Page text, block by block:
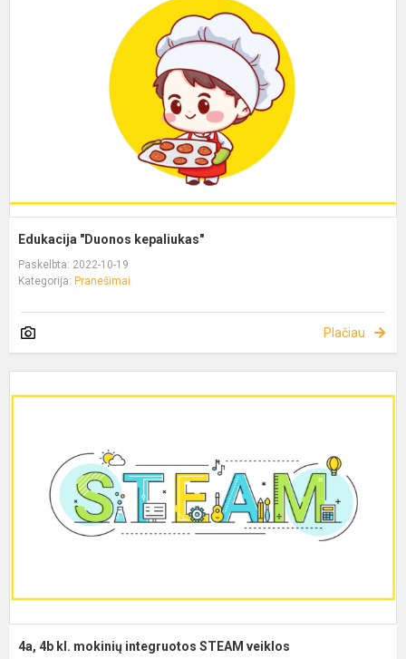
Edukacija "Duonos kepaliukas"
Paskelbta: 2022-10-19
Kategorija: Pranešimai
Plačiau
4a, 4b kl. mokinių integruotos STEAM veiklos